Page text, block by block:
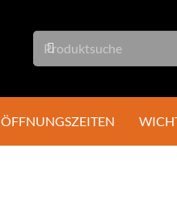
ÖFFNUNGSZEITEN